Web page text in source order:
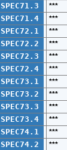
SPEC71.3 ***
SPEC71.4 ***
SPEC72.1 ***
SPEC72.2 ***
SPEC72.3 ***
SPEC72.4 ***
SPEC73.1 ***
SPEC73.2 ***
SPEC73.3 ***
SPEC73.4 ***
SPEC74.1 ***
SPEC74.2 ***